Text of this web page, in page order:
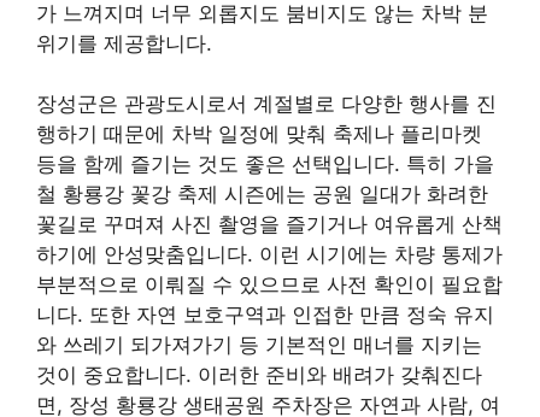
가 느껴지며 너무 외롭지도 붐비지도 않는 차박 분
위기를 제공합니다.
장성군은 관광도시로서 계절별로 다양한 행사를 진
행하기 때문에 차박 일정에 맞춰 축제나 플리마켓
등을 함께 즐기는 것도 좋은 선택입니다. 특히 가을
철 황룡강 꽃강 축제 시즌에는 공원 일대가 화려한
꽃길로 꾸며져 사진 촬영을 즐기거나 여유롭게 산책
하기에 안성맞춤입니다. 이런 시기에는 차량 통제가
부분적으로 이뤄질 수 있으므로 사전 확인이 필요합
니다. 또한 자연 보호구역과 인접한 만큼 정숙 유지
와 쓰레기 되가져가기 등 기본적인 매너를 지키는
것이 중요합니다. 이러한 준비와 배려가 갖춰진다
면, 장성 황룡강 생태공원 주차장은 자연과 사람, 여